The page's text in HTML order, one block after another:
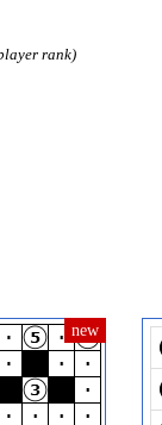
rank)